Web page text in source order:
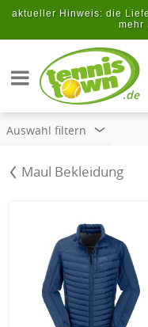
Zum Hauptinhalt springen
aktueller Hinweis: die
mehr
.de
Auswahl filtern
Maul Bekleidung